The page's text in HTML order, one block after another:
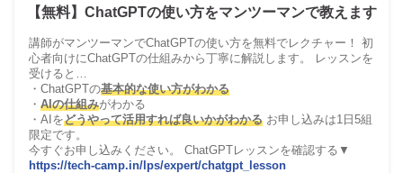
【無料】ChatGPTの使い方をマンツーマンで教えます
講師がマンツーマンでChatGPTの使い方を無料でレクチャー！ 初
心者向けにChatGPTの仕組みから丁寧に解説します。 レッスンを
受けると…
・ChatGPTの基本的な使い方がわかる
・ AIの仕組みがわかる
・AIをどうやって活用すれば良いかがわかる お申し込みは1日5組
限定です。
今すぐお申し込みください。 ChatGPTレッスンを確認する▼
https://tech-camp.in/lps/expert/chatgpt_lesson